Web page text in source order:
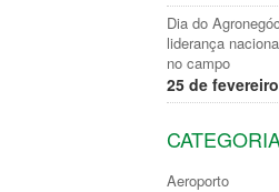
Dia do
liderança
no campo
25 de
Aeroporto